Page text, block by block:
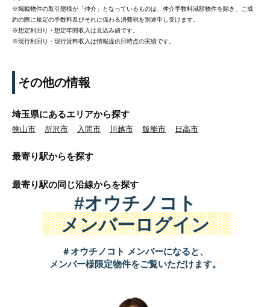
※掲載物件の取引態様が「仲介」となっているものは、仲介手数料減額物件を除き、ご成
約の際に規定の手数料及びそれに係わる消費税を別途申し受けます。
※想定利回り・想定年間収入は見込み値です。
※現行利回り・現行賃料収入は情報提供日時点の実績です。
その他の情報
埼玉県にあるエリアから探す
狭山市 所沢市 入間市 川越市 飯能市 日高市
最寄り駅からを探す
最寄り駅の同じ沿線からを探す
#オウチノコト
メンバーログイン
＃オウチノコト メンバーになると、
メンバー様限定物件をご覧いただけます。